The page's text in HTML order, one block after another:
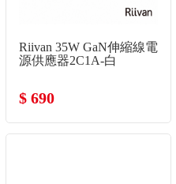
Riivan 35W GaN伸縮線電
源供應器2C1A-白
$ 690